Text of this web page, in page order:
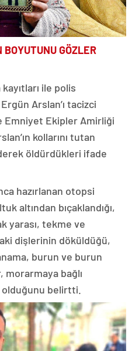
GÖZLER
ile polis
Arslan’ı tacizci
Emniyet Ekipler Amirliği
kollarını tutan
öldürdükleri ifade
hazırlanan otopsi
altından bıçaklandığı,
yarası, tekme ve
dişlerinin döküldüğü,
burun ve burun
morarmaya bağlı
olduğunu belirtti.